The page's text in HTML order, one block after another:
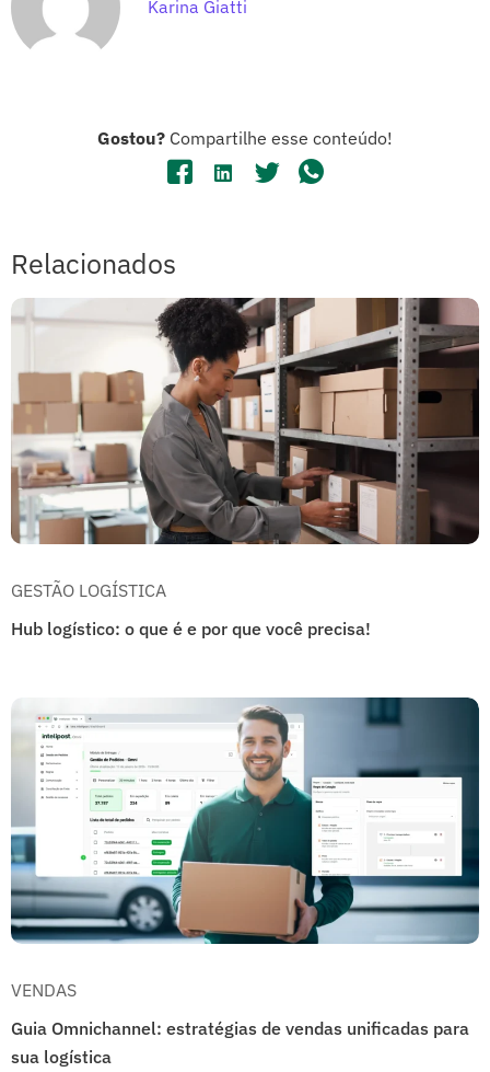
Karina Giatti
Gostou? Compartilhe esse conteúdo!
Relacionados
GESTÃO LOGÍSTICA
Hub logístico: o que é e por que você precisa!
VENDAS
Guia Omnichannel: estratégias de vendas unificadas para
sua logística